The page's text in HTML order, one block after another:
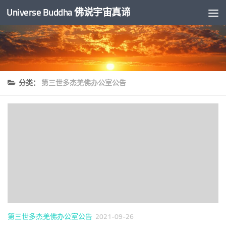
跳至内容
Universe Buddha 佛说宇宙真谛
分类： 第三世多杰羌佛办公室公告
第三世多杰羌佛办公室公告 2021-09-26